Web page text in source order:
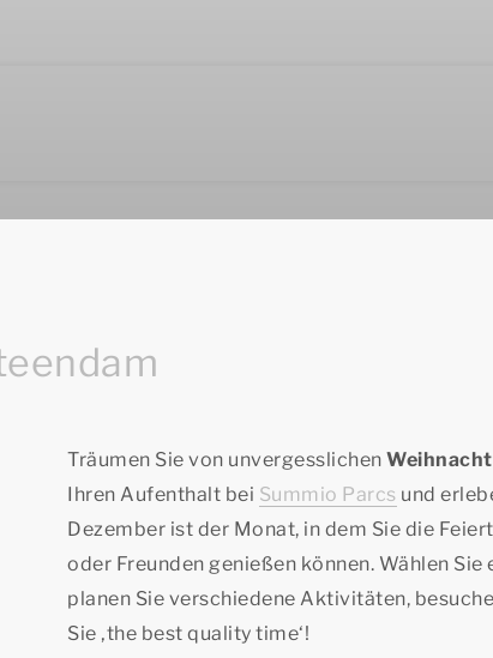
Träumen Sie von unvergesslichen
Ihren Aufenthalt bei Summio Parcs und
Dezember ist der Monat, in dem Sie die
oder Freunden genießen können. Wählen
planen Sie verschiedene Aktivitäten,
Sie ‚the best quality time‘!